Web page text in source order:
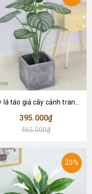
395.000₫
465.000₫
20%